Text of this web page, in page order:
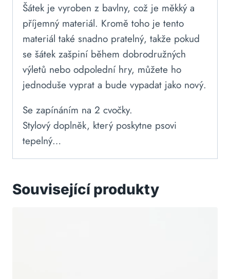
Šátek je vyroben z bavlny, což je měkký a
příjemný materiál. Kromě toho je tento
materiál také snadno pratelný, takže pokud
se šátek zašpiní během dobrodružných
výletů nebo odpolední hry, můžete ho
jednoduše vyprat a bude vypadat jako nový.
Se zapínáním na 2 cvočky.
Stylový doplněk, který poskytne psovi
tepelný…
Související produkty